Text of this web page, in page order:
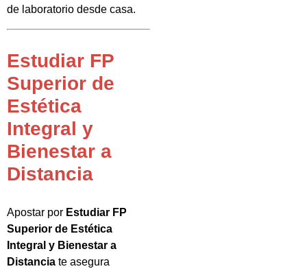
de laboratorio desde casa.
Estudiar FP
Superior de
Estética
Integral y
Bienestar a
Distancia
Apostar por Estudiar FP
Superior de Estética
Integral y Bienestar a
Distancia te asegura